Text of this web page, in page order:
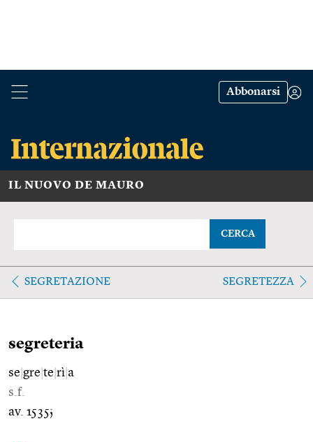
Abbonarsi
IL NUOVO DE MAURO
CERCA
SEGRETAZIONE SEGRETEZZA
segreteria
se gre te rì a
s.f.
av. 1535;